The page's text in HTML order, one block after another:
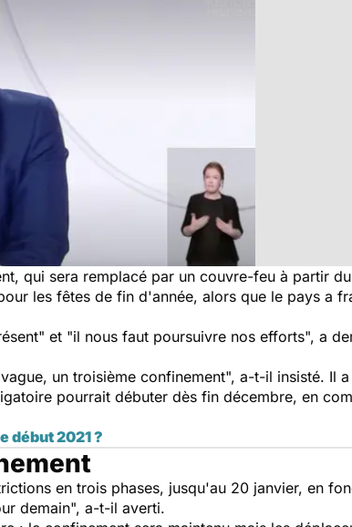
qui sera remplacé par un couvre-feu à partir
les fêtes de fin d'année, alors que le pays a
et "il nous faut poursuivre nos efforts", a
un troisième confinement", a-t-il insisté. Il
pourrait débuter dès fin décembre, en
début 2021 ?
en trois phases, jusqu'au 20 janvier, en
demain", a-t-il averti.